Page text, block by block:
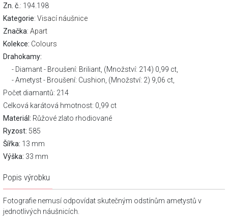
Zn. č. : 194.198
Kategorie: Visací náušnice
Značka: Apart
Kolekce: Colours
Drahokamy:
Diamant - Broušení: Briliant, (Množství: 214) 0,99 ct,
Ametyst - Broušení: Cushion, (Množství: 2) 9,06 ct,
Počet diamantů: 214
Celková karátová hmotnost: 0,99 ct
Materiál: Růžové zlato rhodiované
Ryzost: 585
Šířka: 13 mm
Výška: 33 mm
Popis výrobku
Fotografie nemusí odpovídat skutečným odstínům ametystů v
jednotlivých náušnicích.